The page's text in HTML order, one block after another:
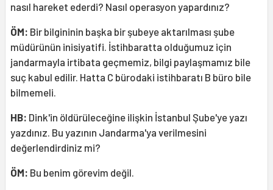
nasıl hareket ederdi? Nasıl operasyon yapardınız?
ÖM: Bir bilgininin başka bir şubeye aktarılması şube
müdürünün inisiyatifi. İstihbaratta olduğumuz için
jandarmayla irtibata geçmemiz, bilgi paylaşmamız bile
suç kabul edilir. Hatta C bürodaki istihbaratı B büro bile
bilmemeli.
HB: Dink'in öldürüleceğine ilişkin İstanbul Şube'ye yazı
yazdınız. Bu yazının Jandarma'ya verilmesini
değerlendirdiniz mi?
ÖM: Bu benim görevim değil.